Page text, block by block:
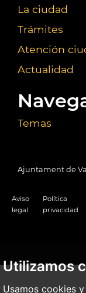
Utilizamos
Usamos cookies
La ciudad
Trámites
Atención
Actualidad
Temas
Ajuntament de
Aviso
legal
Política
privacidad